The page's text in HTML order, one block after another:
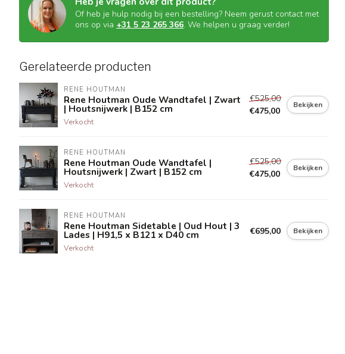
Of heb je hulp nodig bij een bestelling? Neem gerust contact met
ons op via +31 5 23 265 366. We helpen u graag verder!
Gerelateerde producten
RENE HOUTMAN
Rene Houtman Oude Wandtafel | Zwart
| Houtsnijwerk | B152 cm
Verkocht
€525,00
€475,00
Bekijken
RENE HOUTMAN
Rene Houtman Oude Wandtafel |
Houtsnijwerk | Zwart | B152 cm
Verkocht
€525,00
€475,00
Bekijken
RENE HOUTMAN
Rene Houtman Sidetable | Oud Hout | 3
Lades | H91,5 x B121 x D40 cm
Verkocht
€695,00 Bekijken